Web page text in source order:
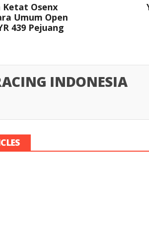
Ketat Osenx
Umum Open
439 Pejuang
INDONESIA